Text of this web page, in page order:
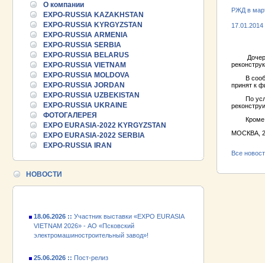
О компании
EXPO-RUSSIA KAZAKHSTAN
EXPO-RUSSIA KYRGYZSTAN
EXPO-RUSSIA ARMENIA
EXPO-RUSSIA SERBIA
EXPO-RUSSIA BELARUS
EXPO-RUSSIA VIETNAM
EXPO-RUSSIA MOLDOVA
EXPO-RUSSIA JORDAN
EXPO-RUSSIA UZBEKISTAN
EXPO-RUSSIA UKRAINE
ФОТОГАЛЕРЕЯ
EXPO EURASIA-2022 KYRGYZSTAN
EXPO EURASIA-2022 SERBIA
EXPO-RUSSIA IRAN
НОВОСТИ
25.06.2026 ::Пост-релиз
25.06.2026 :: Деловая программа EXPO EURASIA
VIETNAM 2026
24.06.2026 ::Открытие VII Международной
промышленной выставки «EXPO EURASIA
VIETNAM 2026» - АО «Псковский
электромашиностроительный завод»!
РЖД в
17.01.2014
В
принят к
По
Кроме
МОСКВА,
Все